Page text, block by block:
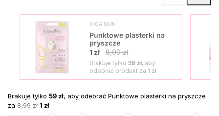
CICA SKIN
Punktowe plasterki na
pryszcze
1 zł
8,99 zł
Brakuje tylko 59 zł, aby
odebrać produkt za 1 zł
Brakuje tylko 59 zł, aby odebrać Punktowe plasterki na pryszcze
za 8,99 zł 1 zł